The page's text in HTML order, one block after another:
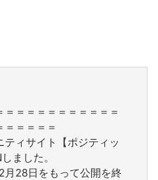
＝＝＝＝＝＝＝＝＝＝＝
＝＝＝＝＝
ィサイト【ポジティッ
ました。
28日をもって公開を終